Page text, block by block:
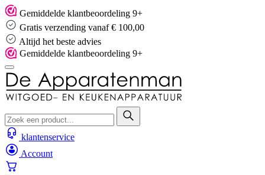
Skip
to
content
Gemiddelde klantbeoordeling 9+
Gratis verzending vanaf € 100,00
Altijd het beste advies
Gemiddelde klantbeoordeling 9+
klantenservice
Account